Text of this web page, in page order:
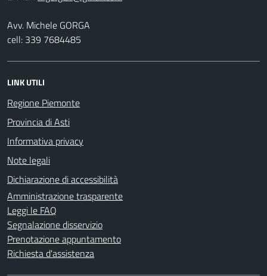
Avv. Michele GORGA
cell: 339 7684485
LINK UTILI
Regione Piemonte
Provincia di Asti
Informativa privacy
Note legali
Dichiarazione di accessibilità
Amministrazione trasparente
Leggi le FAQ
Segnalazione disservizio
Prenotazione appuntamento
Richiesta d'assistenza